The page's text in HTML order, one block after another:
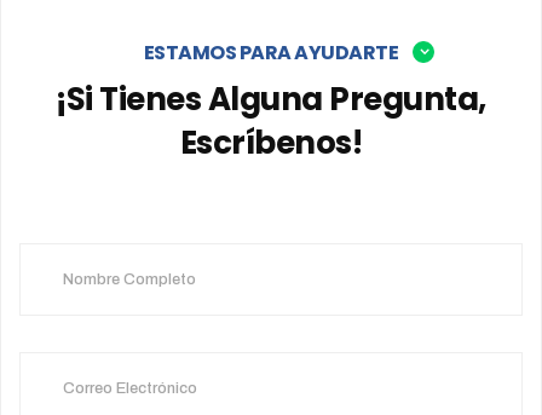
ESTAMOS PARA AYUDARTE
¡Si Tienes Alguna Pregunta,
Escríbenos!